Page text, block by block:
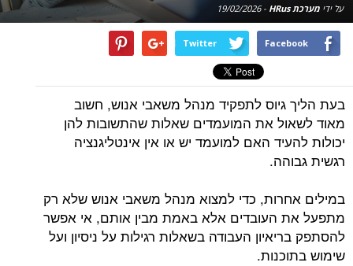
על ידי מערכת HRus -
19/02/2026
Facebook
Twitter
בעת הליך גיוס לתפקיד מנהל משאבי אנוש, חשוב
מאוד לשאול את המועמדים שאלות שהתשובות להן
יכולות להעיד האם למועמד יש או אין אינטליגנציה
רגשית גבוהה.
במילים אחרות, כדי למצוא מנהל משאבי אנוש שלא רק
מתפעל את העובדים אלא באמת מבין אותם, אי אפשר
להסתפק בריאיון העבודה בשאלות רגילות על ניסיון ועל
שימוש בתוכנות.